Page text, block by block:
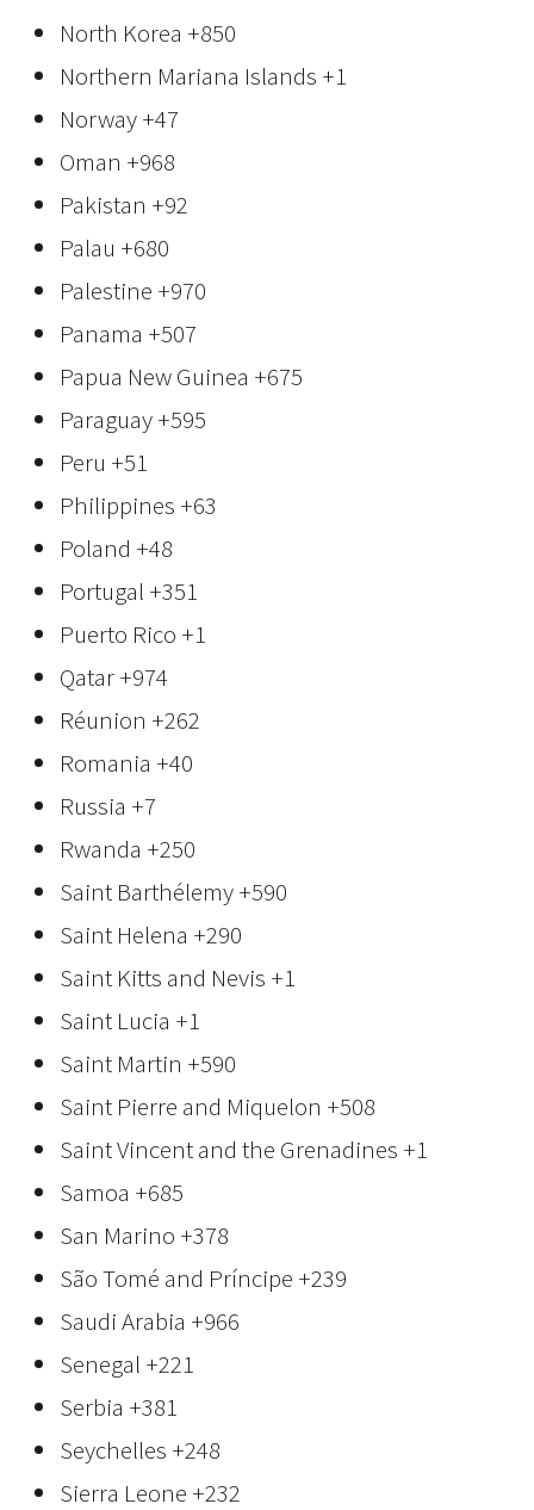
North Korea +850
Northern Mariana Islands +1
Norway+47
Oman +968
Pakistan +92
Palau +680
Palestine +970
Panama +507
Papua New Guinea +675
Paraguay+595
Peru +51
Philippines +63
Poland +48
Portugal +351
Puerto Rico +1
Qatar+974
Réunion +262
Romania +40
Russia +7
Rwanda +250
Saint Barthélemy+590
Saint Helena +290
Saint Kitts and Nevis +1
Saint Lucia +1
Saint Martin +590
Saint Pierre and Miquelon +508
Saint Vincent and the Grenadines +1
Samoa +685
San Marino +378
São Tomé and Príncipe +239
Saudi Arabia +966
Senegal +221
Serbia +381
Seychelles +248
Sierra Leone +232